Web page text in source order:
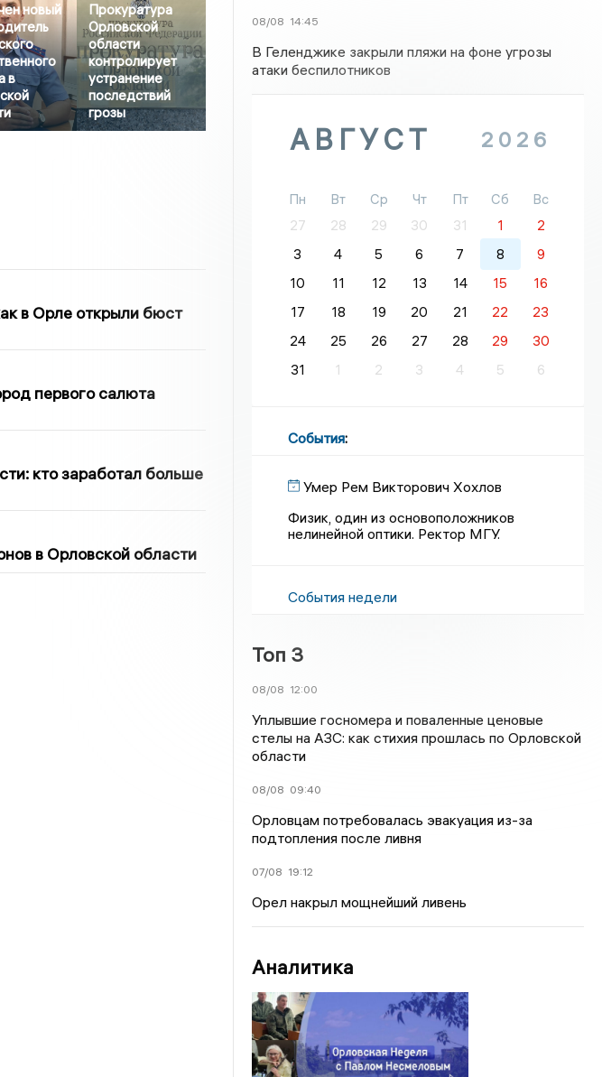
новый
в
Прокуратура
Орловской
области
контролирует
устранение
последствий
грозы
в Орле открыли бюст
первого салюта
кто заработал больше
в Орловской области
08/08 14:45
В Геленджике закрыли пляжи на фоне угрозы
атаки беспилотников
АВГУСТ 2026
Пн Вт Ср Чт Пт Сб
Вс
27
28 29 30 31 1
2
3
4 5 6 7 8
9
10
11 12 13 14 15
16
17
18 19 20 21 22
23
24
25 26 27 28 29
30
31
1 2 3 4 5 6
События:
Умер Рем Викторович Хохлов
Физик, один из основоположников
нелинейной оптики. Ректор МГУ.
События недели
Топ 3
08/08 12:00
Уплывшие госномера и поваленные ценовые
стелы на АЗС: как стихия прошлась по Орловской
области
08/08 09:40
Орловцам потребовалась эвакуация из-за
подтопления после ливня
07/08 19:12
Орел накрыл мощнейший ливень
Аналитика